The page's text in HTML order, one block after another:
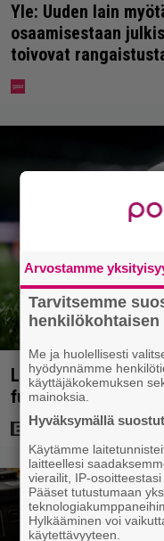
Yle: Uuden lain
osaamisestaan
toivovat
LaLiga saapuu
futista joka perjantai
Arvostamme
Tarvitsemme
Me ja huolellisesti
hyödynnämme
käyttäjäkokemuksen
mainoksia.
Hyväksymällä
Käytämme
laitteellesi
vierailit, IP-
Pääset tutustumaan
Hylkääminen voi
käytettävyyteen.